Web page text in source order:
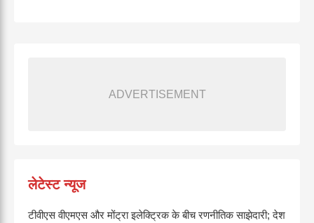
ADVERTISEMENT
लेटेस्ट न्यूज
टीवीएस वीएमएस और मोंट्रा इलेक्ट्रिक के बीच रणनीतिक साझेदारी; देश